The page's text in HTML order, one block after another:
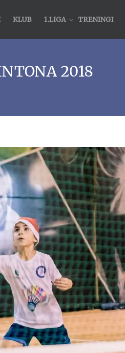
KLUB 1.LIGA TRENINGI
2018